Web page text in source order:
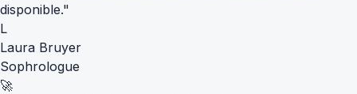
disponible."
L
Laura Bruyer
Sophrologue
🚀